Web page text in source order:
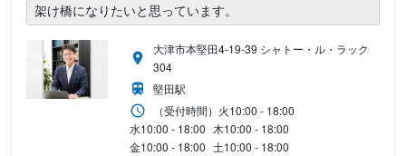
架け橋になりたいと思っています。
大津市本堅田4-19-39 シャトー・ル・ラック
304
堅田駅
（受付時間） 火10:00 - 18:00
水10:00 - 18:00 木10:00 - 18:00
金10:00 - 18:00 土10:00 - 18:00